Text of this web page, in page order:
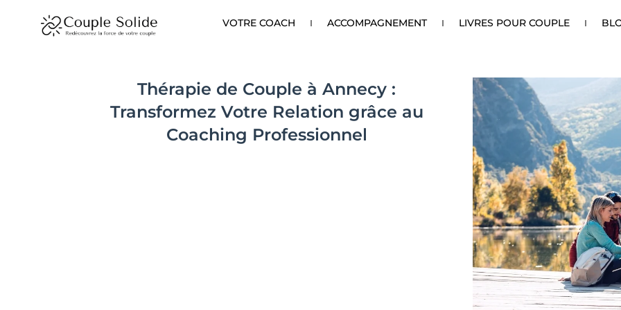
VOTRE COACH ACCOMPAGNEMENT LIVRES POUR COUPLE
Thérapie de Couple à Annecy :
Transformez Votre Relation grâce au
Coaching Professionnel